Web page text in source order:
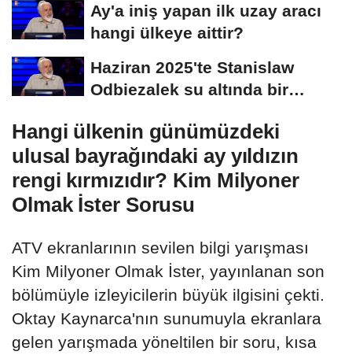
Ay'a iniş yapan ilk uzay aracı
hangi ülkeye aittir?
Haziran 2025'te Stanislaw
Odbiezalek su altında bir
Hangi ülkenin günümüzdeki
ulusal bayrağındaki ay yıldızın
rengi kırmızıdır? Kim Milyoner
Olmak İster Sorusu
ATV ekranlarının sevilen bilgi yarışması
Kim Milyoner Olmak İster, yayınlanan son
bölümüyle izleyicilerin büyük ilgisini çekti.
Oktay Kaynarca'nın sunumuyla ekranlara
gelen yarışmada yöneltilen bir soru, kısa